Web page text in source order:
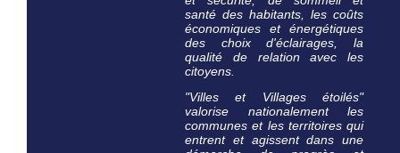
santé des habitants, les coûts
économiques et énergétiques
des choix d'éclairages, la
qualité de relation avec les
citoyens.
"Villes et Villages étoilés"
valorise nationalement les
communes et les territoires qui
entrent et agissent dans une